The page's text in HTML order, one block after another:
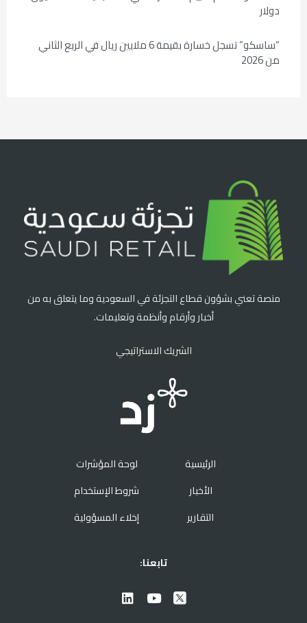
دولار
“ساسكو” تسجل خسارة بقيمة 6 ملايين ريال في الربع الثاني
من 2026
منصة تعني بشؤون قطاع التجزئة في السعودية وما يتعلق به من
أخبار وأرقام وأنظمة وتعليمات.
الشريك الاستراتيجي
الرئيسية
الأخبار
التقارير
لوحة المؤشرات
شروط الإستخدام
إخلاء المسؤولية
تابعنا: